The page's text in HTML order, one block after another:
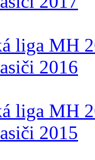
liga MH
2016
liga MH
2015